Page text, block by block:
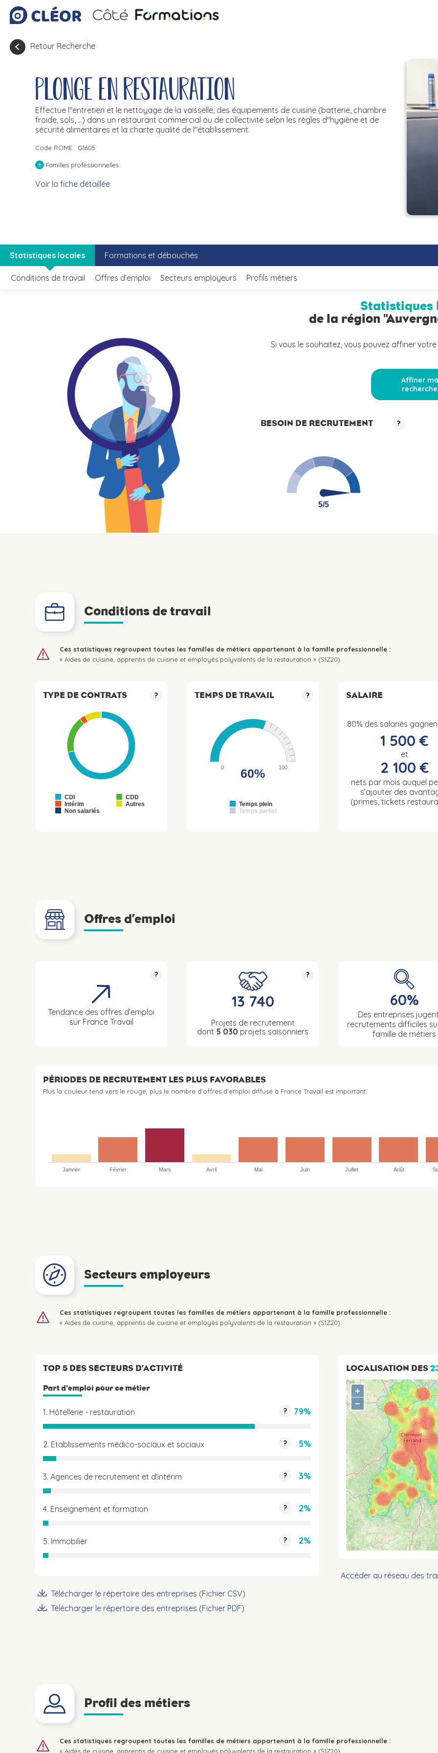
Retour Recherche
Plonge en restauration
Effectue l''entretien et le nettoyage de la vaisselle, des équipements de cuisine (batterie, chambre
froide, sols, ...) dans un restaurant commercial ou de collectivité selon les règles d''hygiène et de
sécurité alimentaires et la charte qualité de l''établissement.
Code ROME : G1605
+ Familles professionnelles
Voir la fiche détaillée
Statistiques locales Formations et débouchés
Conditions de travail Offres d’emploi Secteurs employeurs Profils métiers
Statistiques
de la région
Si vous le souhaitez, vous pouvez affiner
Affiner ma
recherche
BESOIN DE RECRUTEMENT ?
5/5
5/5
Conditions de travail
Ces statistiques regroupent toutes les familles de métiers appartenant à la famille professionnelle :
« Aides de cuisine, apprentis de cuisine et employés polyvalents de la restauration » (S1Z20).
TYPE DE CONTRATS ?
CDI
CDD
Intérim
Autres
Non salariés
TEMPS DE TRAVAIL ?
Temps plein
Temps partiel
0 100
60%
SALAIRE
80% des salariés
1 500 €
et
2 100 €
nets par mois auquel
s’ajouter des
(primes, tickets
Offres d’emploi
?
Tendance des offres d’emploi
sur France Travail
?
13 740
Projets de recrutement
dont 5 030 projets saisonniers
60%
Des entreprises
recrutements difficiles
famille de métiers
PÉRIODES DE RECRUTEMENT LES PLUS FAVORABLES
Plus la couleur tend vers le rouge, plus le nombre d’offres d’emploi diffusé à France Travail est important.
Janvier Février Mars Avril Mai Juin Juillet Août
Secteurs employeurs
Ces statistiques regroupent toutes les familles de métiers appartenant à la famille professionnelle :
« Aides de cuisine, apprentis de cuisine et employés polyvalents de la restauration » (S1Z20).
TOP 5 DES SECTEURS D’ACTIVITÉ
Part d'emploi pour ce métier
1. Hôtellerie - restauration ? 79%
2. Etablissements médico-sociaux et sociaux ? 5%
3. Agences de recrutement et d'intérim ? 3%
4. Enseignement et formation ? 2%
5. Immobilier ? 2%
Télécharger le répertoire des entreprises (Fichier CSV)
Télécharger le répertoire des entreprises (Fichier PDF)
LOCALISATION DES
+
−
Accéder au réseau des
Profil des métiers
Ces statistiques regroupent toutes les familles de métiers appartenant à la famille professionnelle :
« Aides de cuisine, apprentis de cuisine et employés polyvalents de la restauration » (S1Z20).